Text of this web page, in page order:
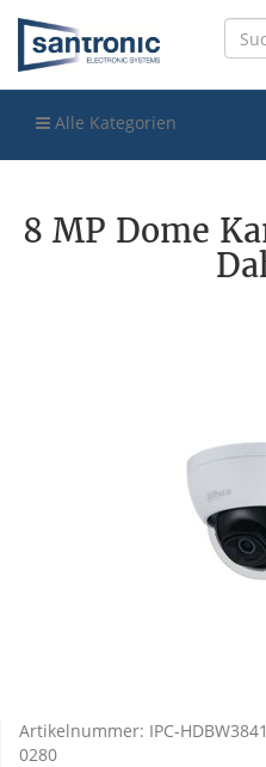
Alle Kategorien
8 MP Dome
Artikelnummer: IPC-
0280